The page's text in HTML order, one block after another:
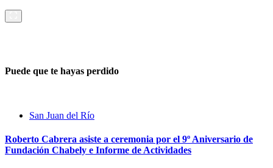
Puede que te hayas perdido
San Juan del Río
Roberto Cabrera asiste a ceremonia por el 9º Aniversario de
Fundación Chabely e Informe de Actividades